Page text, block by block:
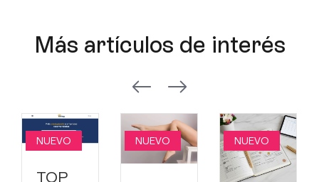
Más artículos de interés
NUEVO
TOP
NUEVO NUEVO